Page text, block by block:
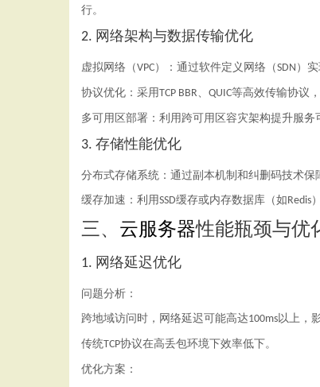
行。
2. 网络架构与数据传输优化
虚拟网络（VPC）：通过软件定义网络（SDN ）
协议优化：采用TCP BBR、 QUIC等高效传输协议
多可用区部署：利用跨可用区容灾架构提升服务
3. 存储性能优化
分布式存储系统：通过副本机制和纠删码技术保
缓存加速：利用SSD缓存或内存数据库（如Redis
三、 云服务器性能瓶颈与优
1. 网络延迟优化
问题分析：
跨地域访问时，网络延迟可能高达100ms以上，
传统TCP协议在高丢包环境下效率低下。
优化方案：